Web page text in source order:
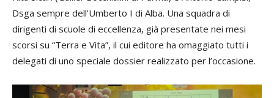
Dsga sempre dell’Umberto I di Alba. Una squadra di
dirigenti di scuole di eccellenza, già presentate nei mesi
scorsi su “Terra e Vita”, il cui editore ha omaggiato tutti i
delegati di uno speciale dossier realizzato per l’occasione.